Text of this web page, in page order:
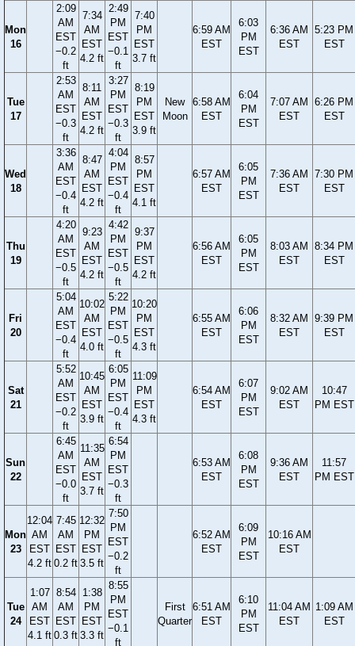
Mon
16
2:09
AM
EST
−0.2
ft
7:34
AM
EST
4.2 ft
2:49
PM
EST
−0.1
ft
7:40
PM
EST
3.7 ft
6:59 AM
EST
6:03
PM
EST
6:36 AM
EST
5:23 PM
EST
Tue
17
2:53
AM
EST
−0.3
ft
8:11
AM
EST
4.2 ft
3:27
PM
EST
−0.3
ft
8:19
PM
EST
3.9 ft
New
Moon
6:58 AM
EST
6:04
PM
EST
7:07 AM
EST
6:26 PM
EST
Wed
18
3:36
AM
EST
−0.4
ft
8:47
AM
EST
4.2 ft
4:04
PM
EST
−0.4
ft
8:57
PM
EST
4.1 ft
6:57 AM
EST
6:05
PM
EST
7:36 AM
EST
7:30 PM
EST
Thu
19
4:20
AM
EST
−0.5
ft
9:23
AM
EST
4.2 ft
4:42
PM
EST
−0.5
ft
9:37
PM
EST
4.2 ft
6:56 AM
EST
6:05
PM
EST
8:03 AM
EST
8:34 PM
EST
Fri
20
5:04
AM
EST
−0.4
ft
10:02
AM
EST
4.0 ft
5:22
PM
EST
−0.5
ft
10:20
PM
EST
4.3 ft
6:55 AM
EST
6:06
PM
EST
8:32 AM
EST
9:39 PM
EST
Sat
21
5:52
AM
EST
−0.2
ft
10:45
AM
EST
3.9 ft
6:05
PM
EST
−0.4
ft
11:09
PM
EST
4.3 ft
6:54 AM
EST
6:07
PM
EST
9:02 AM
EST
10:47
PM EST
Sun
22
6:45
AM
EST
−0.0
ft
11:35
AM
EST
3.7 ft
6:54
PM
EST
−0.3
ft
6:53 AM
EST
6:08
PM
EST
9:36 AM
EST
11:57
PM EST
Mon
23
12:04
AM
EST
4.2 ft
7:45
AM
EST
0.2 ft
12:32
PM
EST
3.5 ft
7:50
PM
EST
−0.2
ft
6:52 AM
EST
6:09
PM
EST
10:16 AM
EST
Tue
24
1:07
AM
EST
4.1 ft
8:54
AM
EST
0.3 ft
1:38
PM
EST
3.3 ft
8:55
PM
EST
−0.1
ft
First
Quarter
6:51 AM
EST
6:10
PM
EST
11:04 AM
EST
1:09 AM
EST